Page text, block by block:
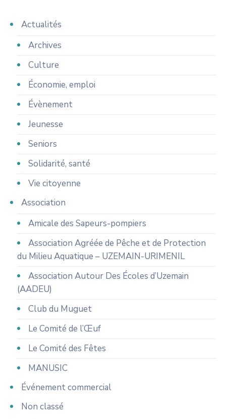
Actualités
Archives
Culture
Économie, emploi
Évènement
Jeunesse
Seniors
Solidarité, santé
Vie citoyenne
Association
Amicale des Sapeurs-pompiers
Association Agréée de Pêche et de Protection
du Milieu Aquatique – UZEMAIN-URIMENIL
Association Autour Des Écoles d’Uzemain
(AADEU)
Club du Muguet
Le Comité de l’Œuf
Le Comité des Fêtes
MANUSIC
Événement commercial
Non classé